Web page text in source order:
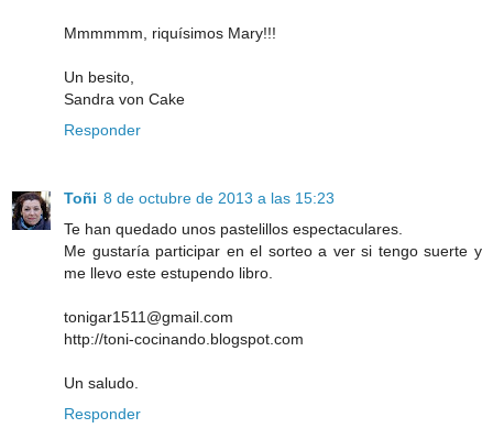
Mmmmmm, riquísimos Mary!!!
Un besito,
Sandra von Cake
Responder
Toñi 8 de octubre de 2013 a las 15:23
Te han quedado unos pastelillos espectaculares.
Me gustaría participar en el sorteo a ver si tengo suerte y
me llevo este estupendo libro.
tonigar1511@gmail.com
http://toni-cocinando.blogspot.com
Un saludo.
Responder